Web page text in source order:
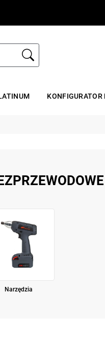
KONFIGURATOR
Narzędzia